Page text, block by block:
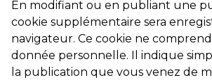
En modifiant ou en publiant une
cookie supplémentaire sera
navigateur. Ce cookie ne
donnée personnelle. Il indique
la publication que vous venez de